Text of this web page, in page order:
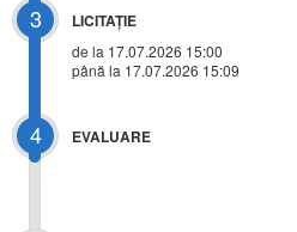
3 LICITAŢIE
de la 17.07.2026 15:00
până la 17.07.2026 15:09
4 EVALUARE